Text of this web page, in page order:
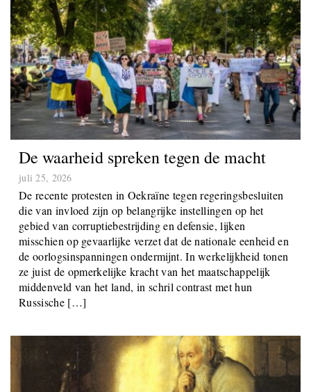
De waarheid spreken tegen de macht
juli 25, 2026
De recente protesten in Oekraïne tegen regeringsbesluiten
die van invloed zijn op belangrijke instellingen op het
gebied van corruptiebestrijding en defensie, lijken
misschien op gevaarlijke verzet dat de nationale eenheid en
de oorlogsinspanningen ondermijnt. In werkelijkheid tonen
ze juist de opmerkelijke kracht van het maatschappelijk
middenveld van het land, in schril contrast met hun
Russische […]